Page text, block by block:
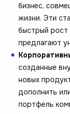
бизнес,
жизни. Эти
быстрый рост
предлагают
созданные
новых
дополнить
портфель